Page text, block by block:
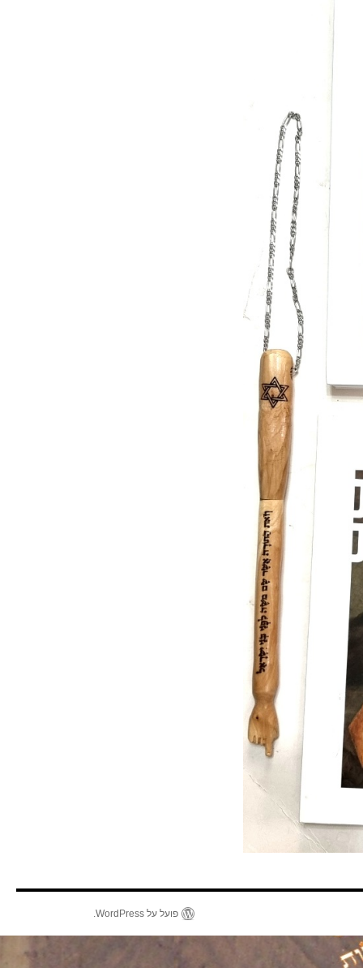
פועל על WordPress.